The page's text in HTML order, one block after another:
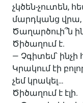
չկծեն-չուտեն,
մարդկանց վրա,
Ծաղարծուի՞ն
Ծիծաղում է.
— Չգիտեմ՝
Կրակում էի
չեմ կրակել…
Ծիծաղում է էլի.